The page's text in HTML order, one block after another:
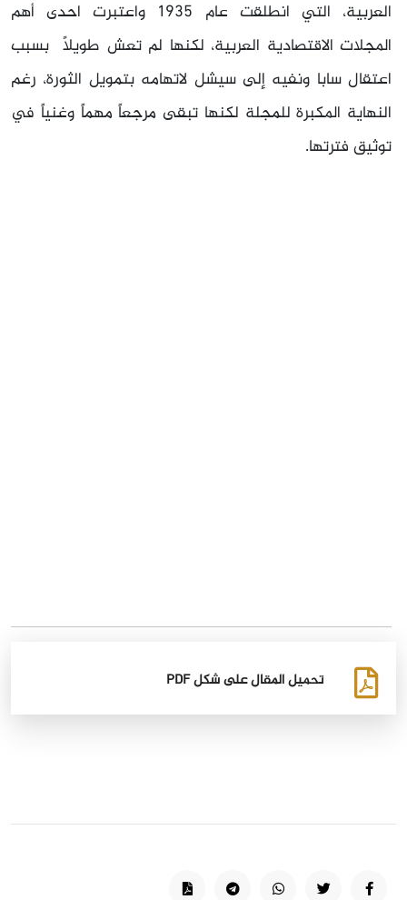
العربية، التي انطلقت عام 1935 واعتبرت احدى أهم
المجلات الاقتصادية العربية، لكنها لم تعش طويلاً بسبب
اعتقال سابا ونفيه إلى سيشل لاتهامه بتمويل الثورة، رغم
النهاية المكبرة للمجلة لكنها تبقى مرجعاً مهماً وغنياً في
توثيق فترتها.
تحميل المقال على شكل PDF